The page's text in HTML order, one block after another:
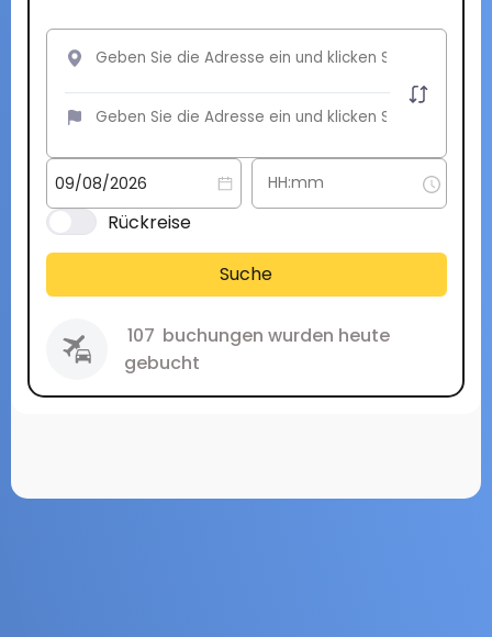
Rückreise
Suche
107 buchungen wurden heute
gebucht